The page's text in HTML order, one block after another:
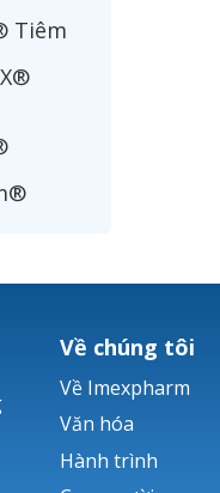
Tiêm
Về chúng tôi
Về Imexpharm
Văn hóa
Hành trình